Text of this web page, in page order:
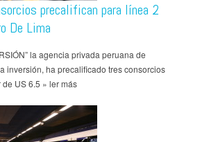
precalifican para línea 2
De Lima
la agencia privada peruana de
inversión, ha precalificado tres consorcios
US 6.5 » ler más